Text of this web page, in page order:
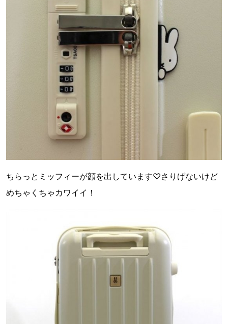
ちらっとミッフィーが顔を出しています♡さりげないけど
めちゃくちゃカワイイ！